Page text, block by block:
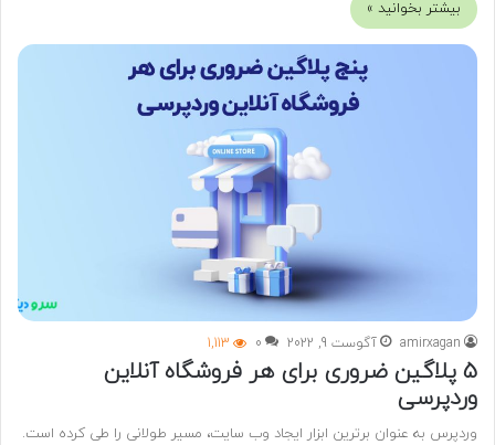
بیشتر بخوانید »
amirxagan آگوست 9, 2022 0
1,113
5 پلاگین ضروری برای هر فروشگاه آنلاین
وردپرسی
وردپرس به عنوان برترین ابزار ایجاد وب سایت، مسیر طولانی را طی کرده است.